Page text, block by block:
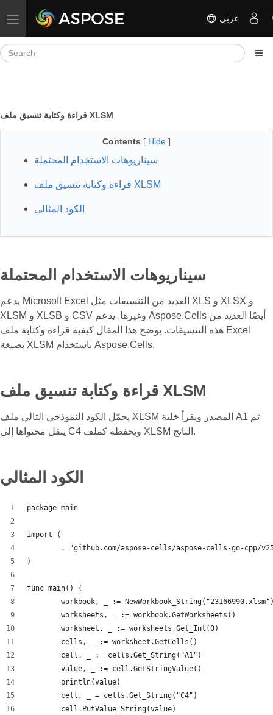
Toggle navigation عربي
قراءة وكتابة تنسيق ملف XLSM
Contents [ Hide ]
سيناريوهات الاستخدام المحتملة
قراءة وكتابة تنسيق ملف XLSM
الكود المثالي
سيناريوهات الاستخدام المحتملة
يدعم Microsoft Excel العديد من التنسيقات مثل XLS و XLSX و
XLSM و XLSB و CSV وغيرها. يدعم Aspose.Cells أيضًا العديد من
هذه التنسيقات. يوضح هذا المقال كيفية قراءة وكتابة ملف Excel
بصيغة XLSM باستخدام Aspose.Cells.
قراءة وكتابة تنسيق ملف XLSM
يحمّل الكود النموذجي التالي ملف XLSM المصدر ويقرأ خلية A1 ثم
ينقل محتواها إلى C4 ويحفظه كملف XLSM الناتج.
الكود المثالي
package main
import (
. "github.com/aspose-cells/aspose-cells-go-cpp/
)
func main() {
workbook, _ :=
	worksheets, _ := workbook.GetWorksheets()
	worksheet, _ := worksheets.Get_Int(0)
	cells, _ := worksheet.GetCells()
	cell, _ := cells.Get_String("A1")
	value, _ := cell.GetStringValue()
	println(value)
	cell, _ = cells.Get_String("C4")
	cell.PutValue_String(value)